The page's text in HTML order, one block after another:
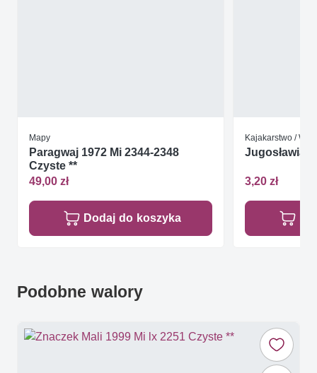
Mapy
Paragwaj 1972 Mi 2344-2348
Czyste **
49,00 zł
Dodaj do koszyka
Kajakarstwo /
Jugosławia
3,20 zł
Podobne walory